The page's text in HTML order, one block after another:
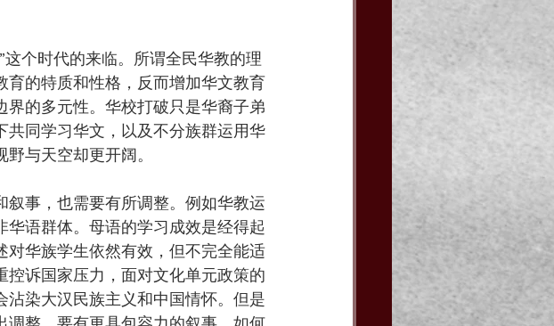
个时代的来临。所谓全民华教的理
的特质和性格，反而增加华文教育
的多元性。华校打破只是华裔子弟
同学习华文，以及不分族群运用华
与天空却更开阔。
叙事，也需要有所调整。例如华教运
语群体。母语的学习成效是经得起
华族学生依然有效，但不完全能适
控诉国家压力，面对文化单元政策的
沾染大汉民族主义和中国情怀。但是